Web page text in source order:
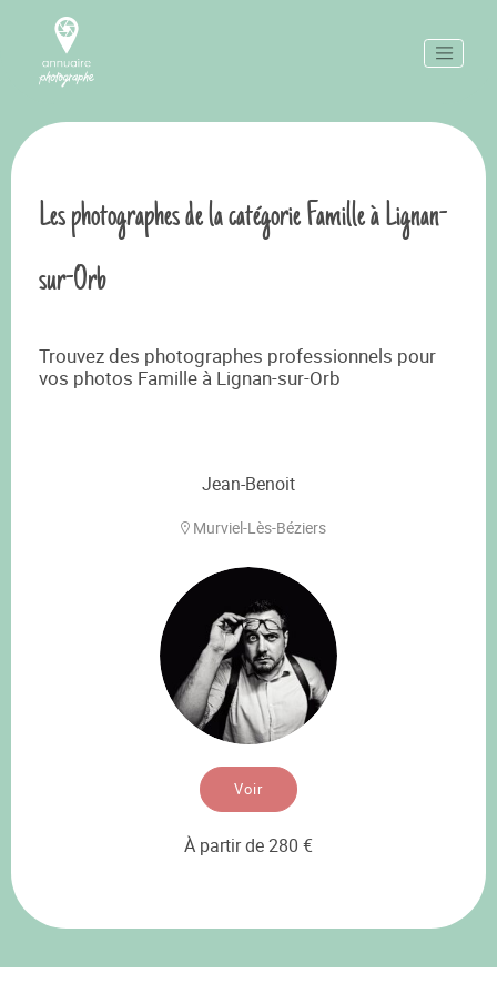
Les photographes de la catégorie Famille à Lignan-
sur-Orb
Trouvez des photographes professionnels pour
vos photos Famille à Lignan-sur-Orb
Jean-Benoit
Murviel-Lès-Béziers
Voir
À partir de 280 €